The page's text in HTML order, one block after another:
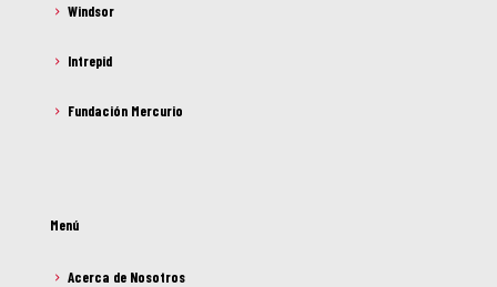
Windsor
Intrepid
Fundación Mercurio
Menú
Acerca de Nosotros